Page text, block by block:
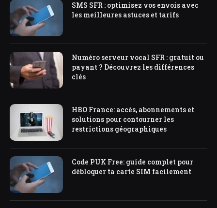
SMS SFR : optimisez vos envois avec
les meilleures astuces et tarifs
Numéro serveur vocal SFR : gratuit ou
payant ? Découvrez les différences
clés
HBO France: accès, abonnements et
solutions pour contourner les
restrictions géographiques
Code PUK Free: guide complet pour
débloquer ta carte SIM facilement